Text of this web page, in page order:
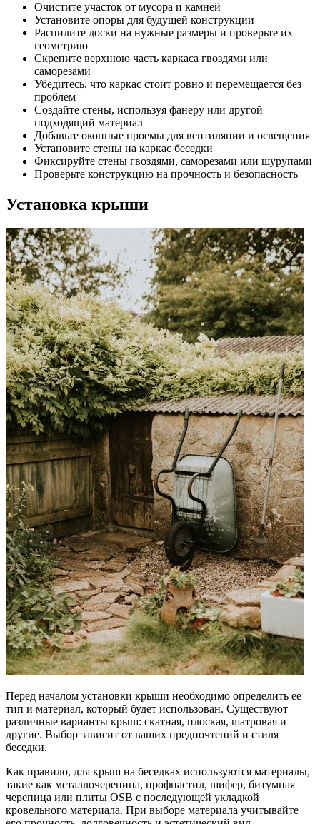
Очистите участок от мусора и камней
Установите опоры для будущей конструкции
Распилите доски на нужные размеры и проверьте их
геометрию
Скрепите верхнюю часть каркаса гвоздями или
саморезами
Убедитесь, что каркас стоит ровно и перемещается без
проблем
Создайте стены, используя фанеру или другой
подходящий материал
Добавьте оконные проемы для вентиляции и освещения
Установите стены на каркас беседки
Фиксируйте стены гвоздями, саморезами или шурупами
Проверьте конструкцию на прочность и безопасность
Установка крыши
Перед началом установки крыши необходимо определить ее
тип и материал, который будет использован. Существуют
различные варианты крыш: скатная, плоская, шатровая и
другие. Выбор зависит от ваших предпочтений и стиля
беседки.
Как правило, для крыш на беседках используются материалы,
такие как металлочерепица, профнастил, шифер, битумная
черепица или плиты OSB с последующей укладкой
кровельного материала. При выборе материала учитывайте